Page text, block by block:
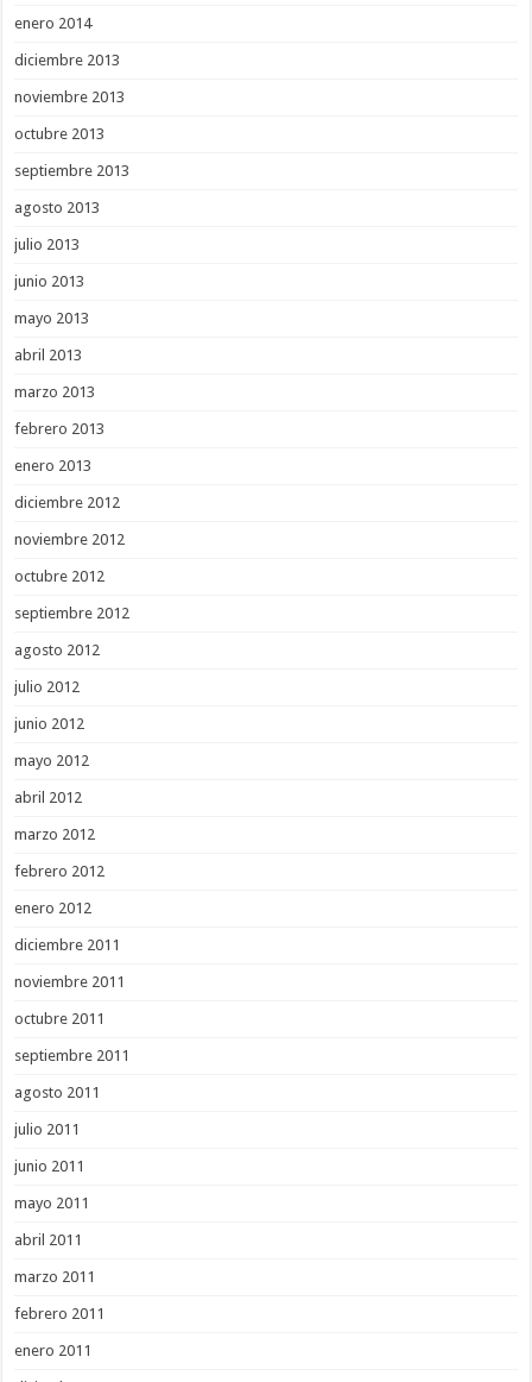
enero 2014
diciembre 2013
noviembre 2013
octubre 2013
septiembre 2013
agosto 2013
julio 2013
junio 2013
mayo 2013
abril 2013
marzo 2013
febrero 2013
enero 2013
diciembre 2012
noviembre 2012
octubre 2012
septiembre 2012
agosto 2012
julio 2012
junio 2012
mayo 2012
abril 2012
marzo 2012
febrero 2012
enero 2012
diciembre 2011
noviembre 2011
octubre 2011
septiembre 2011
agosto 2011
julio 2011
junio 2011
mayo 2011
abril 2011
marzo 2011
febrero 2011
enero 2011